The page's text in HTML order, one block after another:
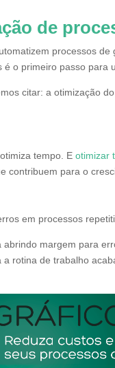
de
processos
o primeiro passo para
citar: a otimização
tempo. Eotimizar
contribuem para o
em processos
margem para
rotina de trabalho